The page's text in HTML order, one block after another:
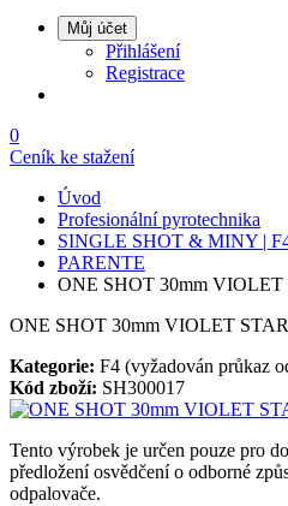
Můj účet
Přihlášení
Registrace
0
Ceník ke stažení
Úvod
Profesionální pyrotechnika
SINGLE SHOT & MINY |
PARENTE
ONE SHOT 30mm
ONE SHOT 30mm VIOLET
Kategorie: F4 (vyžadován průkaz
Kód zboží: SH300017
Tento výrobek je určen pouze pro
předložení osvědčení o odborné
odpalovače.